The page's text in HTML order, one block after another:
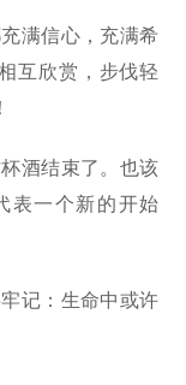
满信心，充满希
互欣赏，步伐轻
酒结束了。也该
表一个新的开始
记：生命中或许